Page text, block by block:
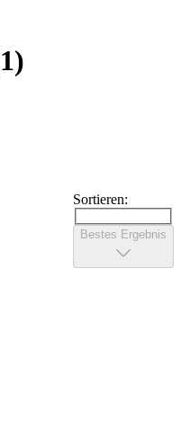
1)
Sortieren:
Bestes Ergebnis